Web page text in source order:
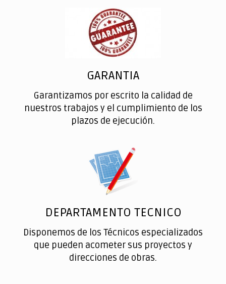
GARANTIA
Garantizamos por escrito la calidad de
nuestros trabajos y el cumplimiento de los
plazos de ejecución.
DEPARTAMENTO TECNICO
Disponemos de los Técnicos especializados
que pueden acometer sus proyectos y
direcciones de obras.